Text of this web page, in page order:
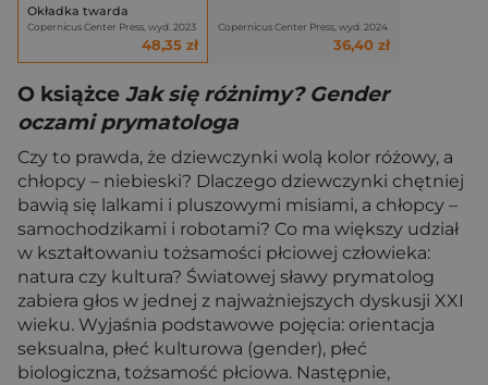
Okładka twarda
Copernicus Center Press, wyd. 2023
48,35 zł
Copernicus Center Press, wyd. 2024
36,40 zł
O książce Jak się różnimy? Gender
oczami prymatologa
Czy to prawda, że dziewczynki wolą kolor różowy, a
chłopcy – niebieski? Dlaczego dziewczynki chętniej
bawią się lalkami i pluszowymi misiami, a chłopcy –
samochodzikami i robotami? Co ma większy udział
w kształtowaniu tożsamości płciowej człowieka:
natura czy kultura? Światowej sławy prymatolog
zabiera głos w jednej z najważniejszych dyskusji XXI
wieku. Wyjaśnia podstawowe pojęcia: orientacja
seksualna, płeć kulturowa (gender), płeć
biologiczna, tożsamość płciowa. Następnie,